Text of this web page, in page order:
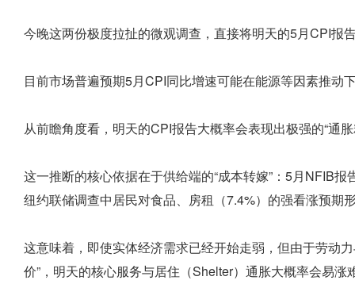
今晚这两份极度拉扯的微观调查，直接将明天的5月CPI报
目前市场普遍预期5月CPI同比增速可能在能源等因素推动
从前瞻角度看，明天的CPI报告大概率会表现出极强的“通
这一推断的核心依据在于供给端的“成本转嫁”：5月NFIB
纽约联储调查中居民对食品、房租（7.4%）的强看涨预期
这意味着，即使实体经济需求已经开始走弱，但由于劳动
价”，明天的核心服务与居住（Shelter）通胀大概率会易涨